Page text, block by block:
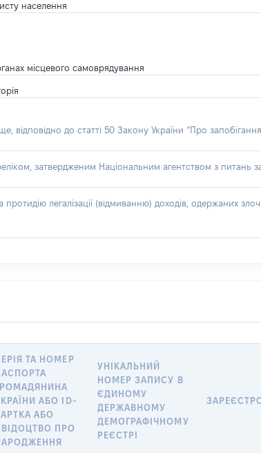
населення
місцевого самоврядування
до статті 50 Закону України “Про запобігання
затвердженим Національним агентством з питань
легалізації (відмиванню) доходів, одержаних
ТА НОМЕР
АБО ID-
АБО
ПРО
УНІКАЛЬНИЙ
НОМЕР ЗАПИСУ В
ЄДИНОМУ
ДЕРЖАВНОМУ
ДЕМОГРАФІЧНОМУ
РЕЄСТРІ